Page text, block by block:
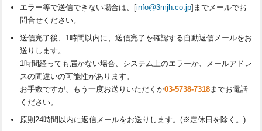
エラー等で送信できない場合は、[info@3mjh.co.jp]までメールでお
問合せください。
送信完了後、1時間以内に、送信完了を確認する自動返信メールをお
送りします。
1時間経っても届かない場合、システム上のエラーか、メールアドレ
スの間違いの可能性があります。
お手数ですが、もう一度お送りいただくか03-5738-7318までお電話
ください。
原則24時間以内に返信メールをお送りします。(※定休日を除く。)